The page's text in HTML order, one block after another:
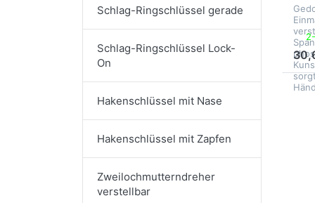
Schlag-Ringschlüssel gerade
Schlag-Ringschlüssel Lock-
On
Hakenschlüssel mit Nase
Hakenschlüssel mit Zapfen
Zweilochmutterndreher
verstellbar